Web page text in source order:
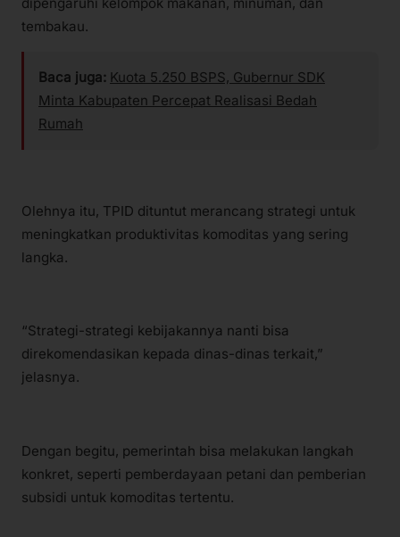
tembakau.
Baca juga: Kuota 5.250 BSPS, Gubernur SDK
Minta Kabupaten Percepat Realisasi Bedah
Rumah
Olehnya itu, TPID dituntut merancang strategi untuk
meningkatkan produktivitas komoditas yang sering
langka.
“Strategi-strategi kebijakannya nanti bisa
direkomendasikan kepada dinas-dinas terkait,”
jelasnya.
Dengan begitu, pemerintah bisa melakukan langkah
konkret, seperti pemberdayaan petani dan pemberian
subsidi untuk komoditas tertentu.